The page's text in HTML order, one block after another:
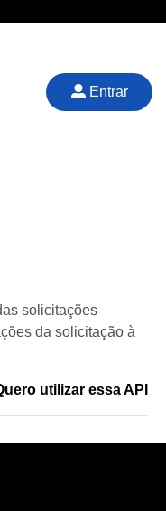
Entrar
solicitações
da solicitação à
utilizar essa API